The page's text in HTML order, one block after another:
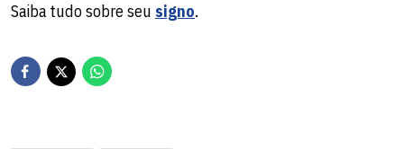
Saiba tudo sobre seu signo.